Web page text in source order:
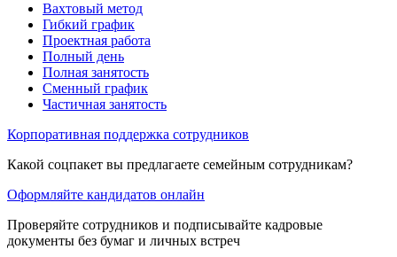
Вахтовый метод
Гибкий график
Проектная работа
Полный день
Полная занятость
Сменный график
Частичная занятость
Корпоративная поддержка сотрудников
Какой соцпакет вы предлагаете семейным сотрудникам?
Оформляйте кандидатов онлайн
Проверяйте сотрудников и подписывайте кадровые
документы без бумаг и личных встреч